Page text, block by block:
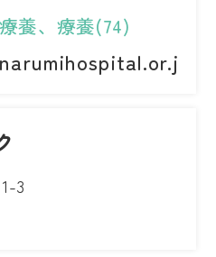
養、療養(74)
3